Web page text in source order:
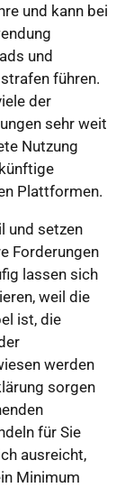
und kann bei
und
führen.
der
sehr weit
Nutzung
Plattformen.
und setzen
Forderungen
lassen sich
weil die
ist, die
werden
sorgen
für Sie
ausreicht,
Minimum